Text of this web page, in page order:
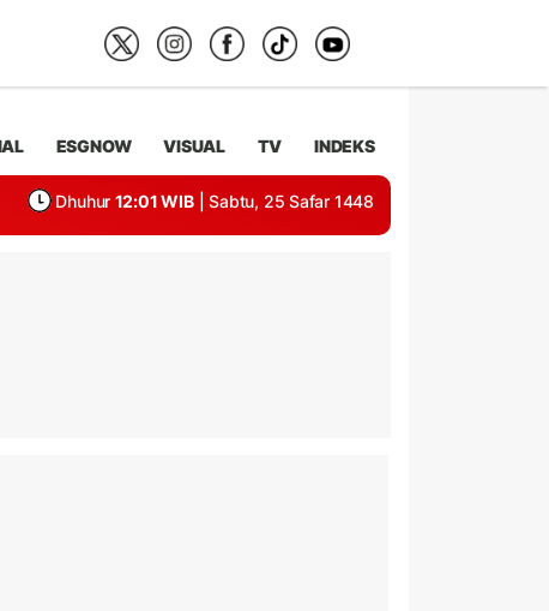
ESGNOW VISUAL TV INDEKS
Dhuhur 12:01 WIB | Sabtu, 25 Safar 1448